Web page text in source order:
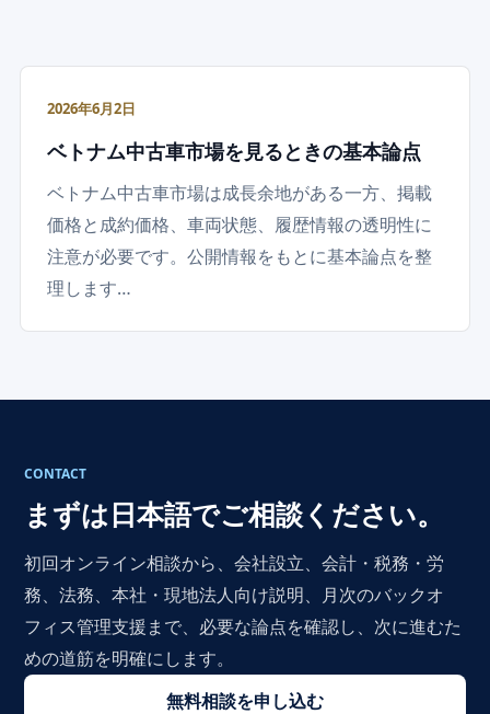
2026年6月2日
ベトナム中古車市場を見るときの基本論点
ベトナム中古車市場は成長余地がある一方、掲載
価格と成約価格、車両状態、履歴情報の透明性に
注意が必要です。公開情報をもとに基本論点を整
理します…
CONTACT
まずは日本語でご相談ください。
初回オンライン相談から、会社設立、会計・税務・労
務、法務、本社・現地法人向け説明、月次のバックオ
フィス管理支援まで、必要な論点を確認し、次に進むた
めの道筋を明確にします。
無料相談を申し込む